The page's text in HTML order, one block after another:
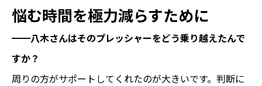
悩む時間を極力減らすために
━━八木さんはそのプレッシャーをどう乗り越えたんで
すか？
周りの方がサポートしてくれたのが大きいです。判断に